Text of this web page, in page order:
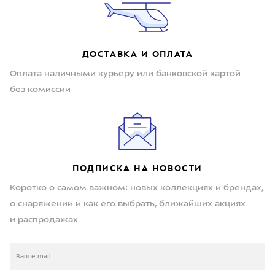
ДОСТАВКА И ОПЛАТА
Оплата наличными курьеру или банковской картой
без комиссии
ПОДПИСКА НА НОВОСТИ
Коротко о самом важном: новых коллекциях и брендах,
о снаряжении и как его выбрать, ближайших акциях
и распродажах